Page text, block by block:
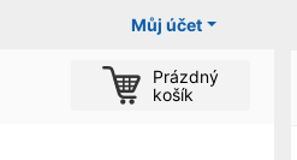
Můj účet
Prázdný
košík